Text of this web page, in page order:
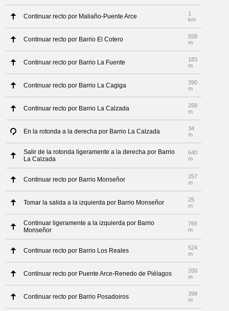
Continuar recto por Maliaño-Puente Arce
1
km
Continuar recto por Barrio El Cotero
558
m
Continuar recto por Barrio La Fuente
183
m
Continuar recto por Barrio La Cagiga
390
m
Continuar recto por Barrio La Calzada
258
m
En la rotonda a la derecha por Barrio La Calzada
34
m
Salir de la rotonda ligeramente a la derecha por Barrio
La Calzada
640
m
Continuar recto por Barrio Monseñor
257
m
Tomar la salida a la izquierda por Barrio Monseñor
25
m
Continuar ligeramente a la izquierda por Barrio
Monseñor
765
m
Continuar recto por Barrio Los Reales
524
m
Continuar recto por Puente Arce-Renedo de Piélagos
200
m
Continuar recto por Barrio Posadoiros
399
m